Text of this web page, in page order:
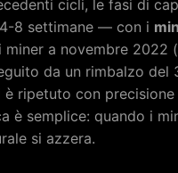
cicli, le fasi di
8 settimane — con i
miner a novembre
da un rimbalzo del
è ripetuto con
è semplice: quando i
si azzera.